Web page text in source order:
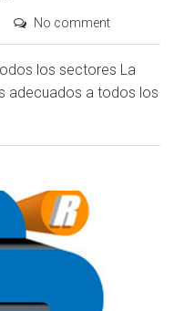
No comment
los sectores La
adecuados a todos los